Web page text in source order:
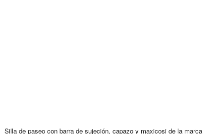
Silla de paseo con barra de sujeción, capazo y maxicosi de la marca